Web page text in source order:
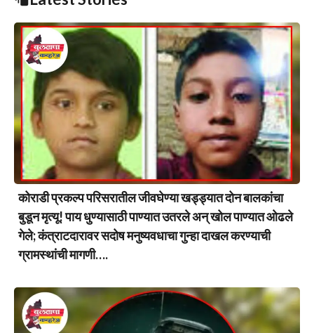
कोराडी प्रकल्प परिसरातील जीवघेण्या खड्ड्यात दोन बालकांचा
बुडून मृत्यू! पाय धुण्यासाठी पाण्यात उतरले अन् खोल पाण्यात ओढले
गेले; कंत्राटदारावर सदोष मनुष्यवधाचा गुन्हा दाखल करण्याची
ग्रामस्थांची मागणी….